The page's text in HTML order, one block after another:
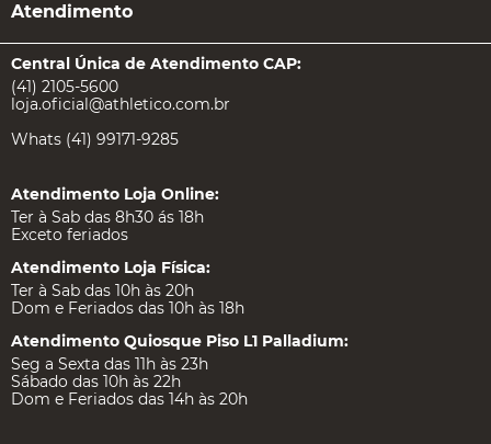
Atendimento
Central Única de Atendimento CAP:
(41) 2105-5600
loja.oficial@athletico.com.br
Whats (41) 99171-9285
Atendimento Loja Online:
Ter à Sab das 8h30 ás 18h
Exceto feriados
Atendimento Loja Física:
Ter à Sab das 10h às 20h
Dom e Feriados das 10h às 18h
Atendimento Quiosque Piso L1 Palladium:
Seg a Sexta das 11h às 23h
Sábado das 10h às 22h
Dom e Feriados das 14h às 20h